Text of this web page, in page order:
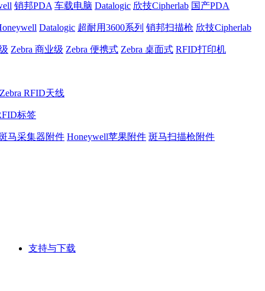
销邦PDA 车载电脑 Datalogic 欣技Cipherlab 国产PDA
Datalogic 超耐用3600系列 销邦扫描枪 欣技Cipherlab
Zebra 商业级 Zebra 便携式 Zebra 桌面式 RFID打印机
Zebra RFID天线
标签
马采集器附件 Honeywell苹果附件 斑马扫描枪附件
支持与下载